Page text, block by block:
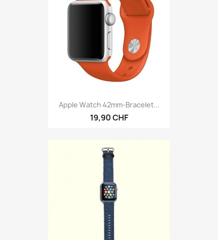
Apple Watch 42mm-Bracelet...
19,90 CHF